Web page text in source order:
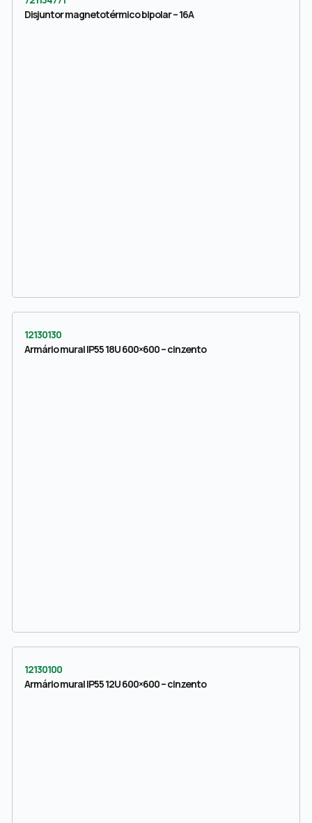
Disjuntor magnetotérmico bipolar – 16A
12130130
Armário mural IP55 18U 600×600 – cinzento
12130100
Armário mural IP55 12U 600×600 – cinzento